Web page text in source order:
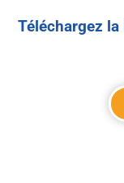
Téléchargez la